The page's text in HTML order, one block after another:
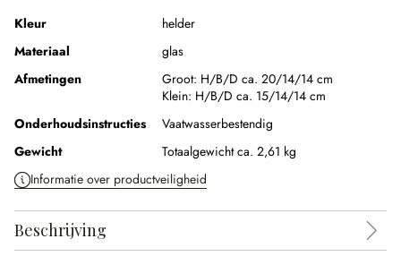
Kleur
helder
Materiaal
glas
Afmetingen
Groot: H/B/D ca. 20/14/14 cm
Klein: H/B/D ca. 15/14/14 cm
Onderhoudsinstructies
Vaatwasserbestendig
Gewicht
Totaalgewicht ca. 2,61 kg
Informatie over productveiligheid
Beschrijving